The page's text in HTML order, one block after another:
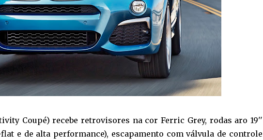
Coupé) recebe retrovisores na cor Ferric Grey, rodas aro 19''
e de alta performance), escapamento com válvula de controle